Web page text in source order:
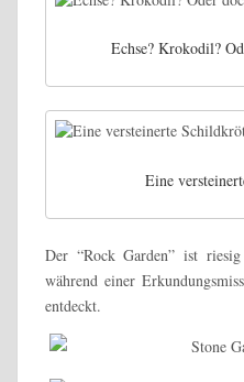
Echse? Krokodil?
Eine
Der “Rock Garden” ist
während einer
entdeckt.